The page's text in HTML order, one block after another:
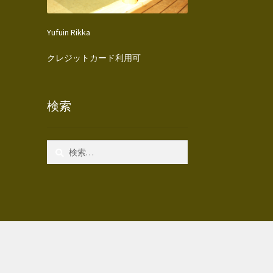
Yufuin Rikka
クレジットカード利用可
検索